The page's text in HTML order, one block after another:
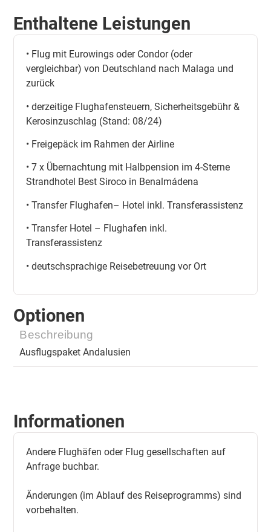
Enthaltene Leistungen
• Flug mit Eurowings oder Condor (oder
vergleichbar) von Deutschland nach Malaga und
zurück
• derzeitige Flughafensteuern, Sicherheitsgebühr &
Kerosinzuschlag (Stand: 08/24)
• Freigepäck im Rahmen der Airline
• 7 x Übernachtung mit Halbpension im 4-Sterne
Strandhotel Best Siroco in Benalmádena
• Transfer Flughafen– Hotel inkl. Transferassistenz
• Transfer Hotel – Flughafen inkl.
Transferassistenz
• deutschsprachige Reisebetreuung vor Ort
Optionen
Beschreibung
Ausflugspaket Andalusien
Informationen
Andere Flughäfen oder Flug gesellschaften auf
Anfrage buchbar.
Änderungen (im Ablauf des Reiseprogramms) sind
vorbehalten.